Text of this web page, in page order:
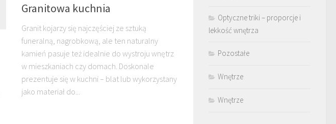
Granitowa kuchnia
Granit kojarzy się najczęściej ze sztuką
funeralną, nagrobkową, ale ten naturalny
kamień pasuje też idealnie do wystroju wnętrz
w mieszkaniach czy domach. Doskonale
prezentuje się w kuchni – blat lub wykorzystany
jako materiał do...
Optyczne triki – proporcje i
lekkość wnętrza
Pozostałe
Wnętrze
Wnętrze